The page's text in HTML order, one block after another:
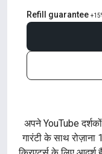
Refill guarantee
अपने YouTube
गारंटी के साथ